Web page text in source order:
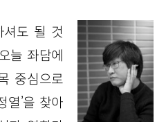
셔도 될 것
늘 좌담에
중심으로
열’을 찾아